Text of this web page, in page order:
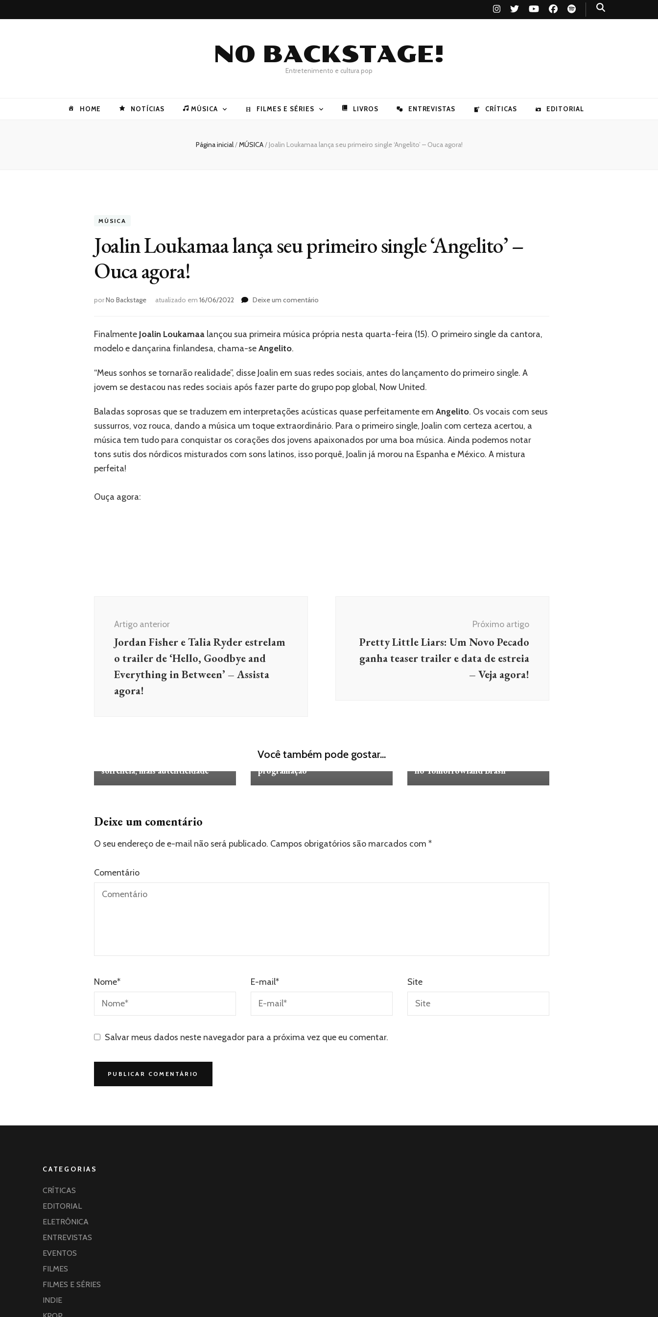
NO BACKSTAGE!
Entretenimento e cultura pop
HOME NOTÍCIAS MÚSICA FILMES E SÉRIES LIVROS ENTREVISTAS CRÍTICAS EDITORIAL
Página inicial/MÚSICA/Joalin Loukamaa lança seu primeiro single ‘Angelito’ – Ouca agora!
MÚSICA
Joalin Loukamaa lança seu primeiro single ‘Angelito’ –
Ouca agora!
porNo Backstage atualizado em 16/06/2022 Deixe um comentário
lança
seu
‘Angelito’
Ouca
Finalmente Joalin Loukamaa lançou sua primeira música própria nesta quarta-feira (15). O primeiro single da cantora,
modelo e dançarina finlandesa, chama-seAngelito.
“Meus sonhos se tornarão realidade”, disse Joalin em suas redes sociais, antes do lançamento do primeiro single. A
jovem se destacou nas redes sociais após fazer parte do grupo pop global, Now United.
Baladas soprosas que se traduzem em interpretações acústicas quase perfeitamente em Angelito. Os vocais com seus
sussurros, voz rouca, dando a música um toque extraordinário. Para o primeiro single, Joalin com certeza acertou, a
música tem tudo para conquistar os corações dos jovens apaixonados por uma boa música. Ainda podemos notar
tons sutis dos nórdicos misturados com sons latinos, isso porquê, Joalin já morou na Espanha e México. A mistura
perfeita!
Ouça agora:
postArtigo anterior
Jordan Fisher e Talia Ryder estrelam
o trailer de ‘Hello, Goodbye and
Everything in Between’ – Assista
agora!
Próximo artigo
Pretty Little Liars: Um Novo Pecado
ganha teaser trailer e data de estreia
– Veja agora!
Você também pode gostar...
sofrência, mais autenticidade
Ultra Buenos Aires 25: Confira os
horários dos shows e detalhes da
programação
no Tomorrowland Brasil
Deixe um comentário
O seu endereço de e-mail não será publicado. Campos obrigatórios são marcados com *
Comentário
Nome* E-mail* Site
Salvar meus dados neste navegador para a próxima vez que eu comentar.
CATEGORIAS
CRÍTICAS
EDITORIAL
ELETRÔNICA
ENTREVISTAS
EVENTOS
FILMES
FILMES E SÉRIES
INDIE